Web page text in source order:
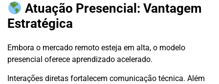
Atuação Presencial: Vantagem
Estratégica
Embora o mercado remoto esteja em alta, o modelo
presencial oferece aprendizado acelerado.
Interações diretas fortalecem comunicação técnica. Além